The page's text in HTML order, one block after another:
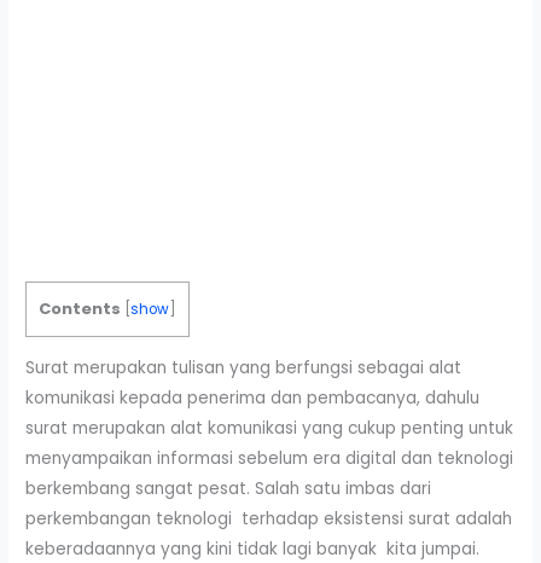
Contents [show
Surat merupakan tulisan yang berfungsi sebagai alat
komunikasi kepada penerima dan pembacanya, dahulu
surat merupakan alat komunikasi yang cukup penting untuk
menyampaikan informasi sebelum era digital dan teknologi
berkembang sangat pesat. Salah satu imbas dari
perkembangan teknologi terhadap eksistensi surat adalah
keberadaannya yang kini tidak lagi banyak kita jumpai.